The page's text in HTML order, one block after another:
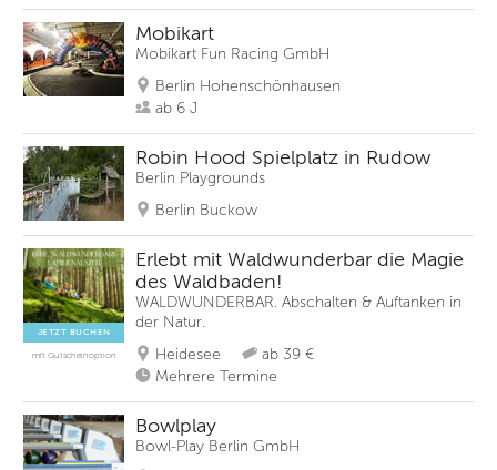
Mobikart
Mobikart Fun Racing GmbH
Berlin Hohenschönhausen
ab 6 J
Robin Hood Spielplatz in Rudow
Berlin Playgrounds
Berlin Buckow
JETZT BUCHEN
mit Gutscheinoption
Erlebt mit Waldwunderbar die Magie
des Waldbaden!
WALDWUNDERBAR. Abschalten & Auftanken in
der Natur.
Heidesee
ab 39 €
Mehrere Termine
Bowlplay
Bowl-Play Berlin GmbH